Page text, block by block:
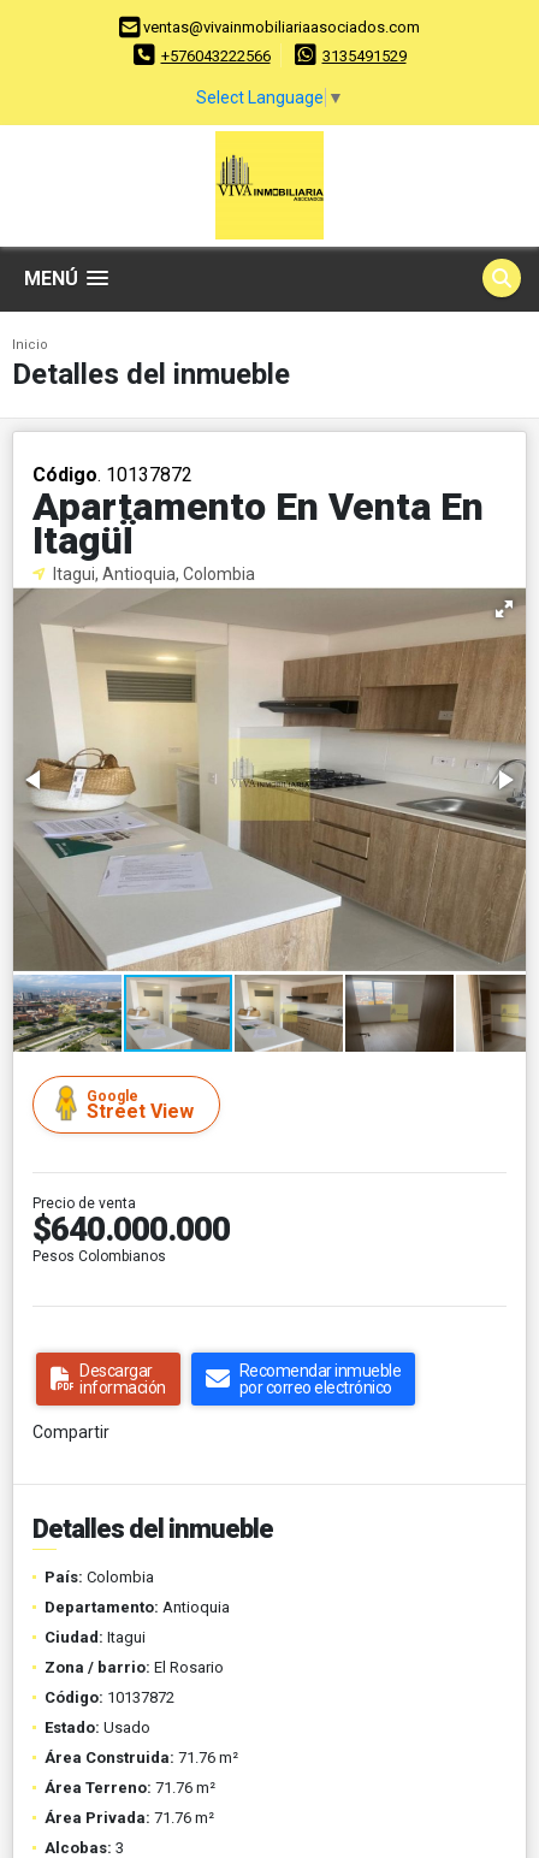
ventas@vivainmobiliariaasociados.com
+576043222566
3135491529
Select Language ▼
MENÚ
Inicio
Detalles del inmueble
Código. 10137872
Apartamento En Venta En
ItagüÏ
Itagui, Antioquia, Colombia
Google
Street View
Precio de venta
$640.000.000
Pesos Colombianos
Descargar
información
Recomendar inmueble
por correo electrónico
Compartir
Detalles del inmueble
País: Colombia
Departamento: Antioquia
Ciudad: Itagui
Zona / barrio: El Rosario
Código: 10137872
Estado: Usado
Área Construida: 71.76 m²
Área Terreno: 71.76 m²
Área Privada: 71.76 m²
Alcobas: 3